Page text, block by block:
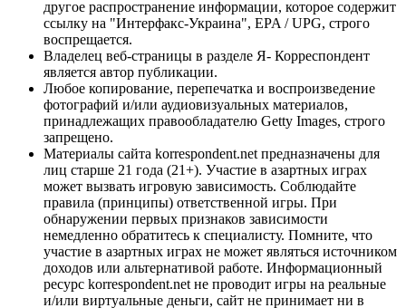
другое распространение информации, которое содержит
ссылку на "Интерфакс-Украина", EPA / UPG, строго
воспрещается.
Владелец веб-страницы в разделе Я- Корреспондент
является автор публикации.
Любое копирование, перепечатка и воспроизведение
фотографий и/или аудиовизуальных материалов,
принадлежащих правообладателю Getty Images, строго
запрещено.
Материалы сайта korrespondent.net предназначены для
лиц старше 21 года (21+). Участие в азартных играх
может вызвать игровую зависимость. Соблюдайте
правила (принципы) ответственной игры. При
обнаружении первых признаков зависимости
немедленно обратитесь к специалисту. Помните, что
участие в азартных играх не может являться источником
доходов или альтернативой работе. Информационный
ресурс korrespondent.net не проводит игры на реальные
и/или виртуальные деньги, сайт не принимает ни в